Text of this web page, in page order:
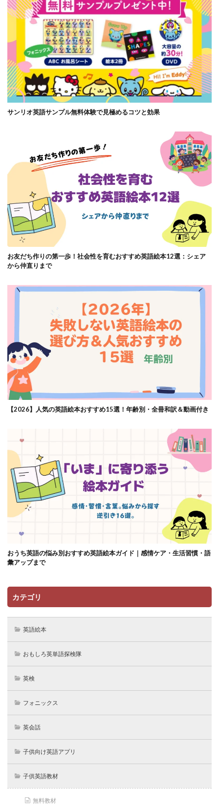
サンリオ英語サンプル無料体験で見極めるコツと効果
お友だち作りの第一歩！社会性を育むおすすめ英語絵本12選：シェア
から仲直りまで
【2026】人気の英語絵本おすすめ15選！年齢別・全冊和訳＆動画付き
おうち英語の悩み別おすすめ英語絵本ガイド｜感情ケア・生活習慣・語
彙アップまで
カテゴリ
英語絵本
おもしろ英単語探検隊
英検
フォニックス
英会話
子供向け英語アプリ
子供英語教材
無料教材